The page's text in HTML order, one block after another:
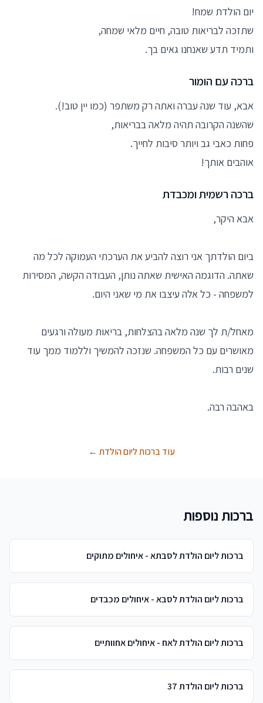
יום הולדת שמח!
שתזכה לבריאות טובה, חיים מלאי שמחה,
ותמיד תדע שאנחנו גאים בך.
ברכה עם הומור
אבא, עוד שנה עברה ואתה רק משתפר (כמו יין טוב!).
שהשנה הקרובה תהיה מלאה בבריאות,
פחות כאבי גב ויותר סיבות לחייך.
אוהבים אותך!
ברכה רשמית ומכבדת
אבא היקר,
ביום הולדתך אני רוצה להביע את הערכתי העמוקה לכל מה
שאתה. הדוגמה האישית שאתה נותן, העבודה הקשה, המסירות
למשפחה - כל אלה עיצבו את מי שאני היום.
מאחל/ת לך שנה מלאה בהצלחות, בריאות מעולה ורגעים
מאושרים עם כל המשפחה. שנזכה להמשיך וללמוד ממך עוד
שנים רבות.
באהבה רבה.
עוד ברכות ליום הולדת ←
ברכות נוספות
ברכות ליום הולדת לסבתא - איחולים מתוקים
ברכות ליום הולדת לסבא - איחולים מכבדים
ברכות ליום הולדת לאח - איחולים אחוותיים
ברכות ליום הולדת 37